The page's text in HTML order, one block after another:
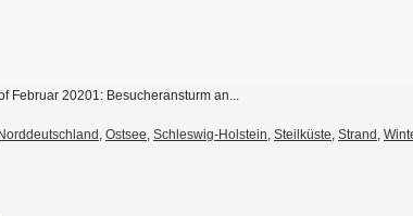
Februar 20201: Besucheransturm an...
Ostsee Schleswig-Holstein Steilküste Strand